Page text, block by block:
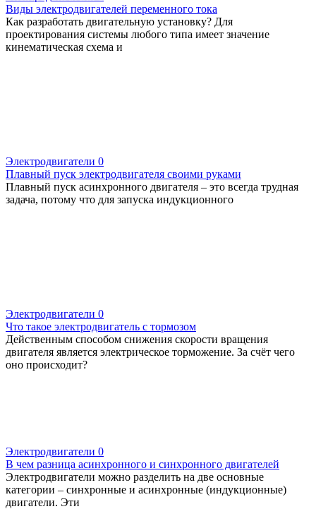
Виды электродвигателей переменного тока
Как разработать двигательную установку? Для
проектирования системы любого типа имеет значение
кинематическая схема и
Электродвигатели 0
Плавный пуск электродвигателя своими руками
Плавный пуск асинхронного двигателя – это всегда трудная
задача, потому что для запуска индукционного
Электродвигатели 0
Что такое электродвигатель с тормозом
Действенным способом снижения скорости вращения
двигателя является электрическое торможение. За счёт чего
оно происходит?
Электродвигатели 0
В чем разница асинхронного и синхронного двигателей
Электродвигатели можно разделить на две основные
категории – синхронные и асинхронные (индукционные)
двигатели. Эти